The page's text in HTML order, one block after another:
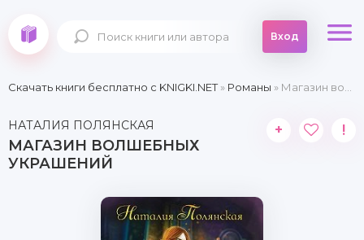
Вход
Скачать книги бесплатно c KNIGKI.NET» Романы » Магазин волшебных украшений
НАТАЛИЯ ПОЛЯНСКАЯ
МАГАЗИН ВОЛШЕБНЫХ
УКРАШЕНИЙ
+ !